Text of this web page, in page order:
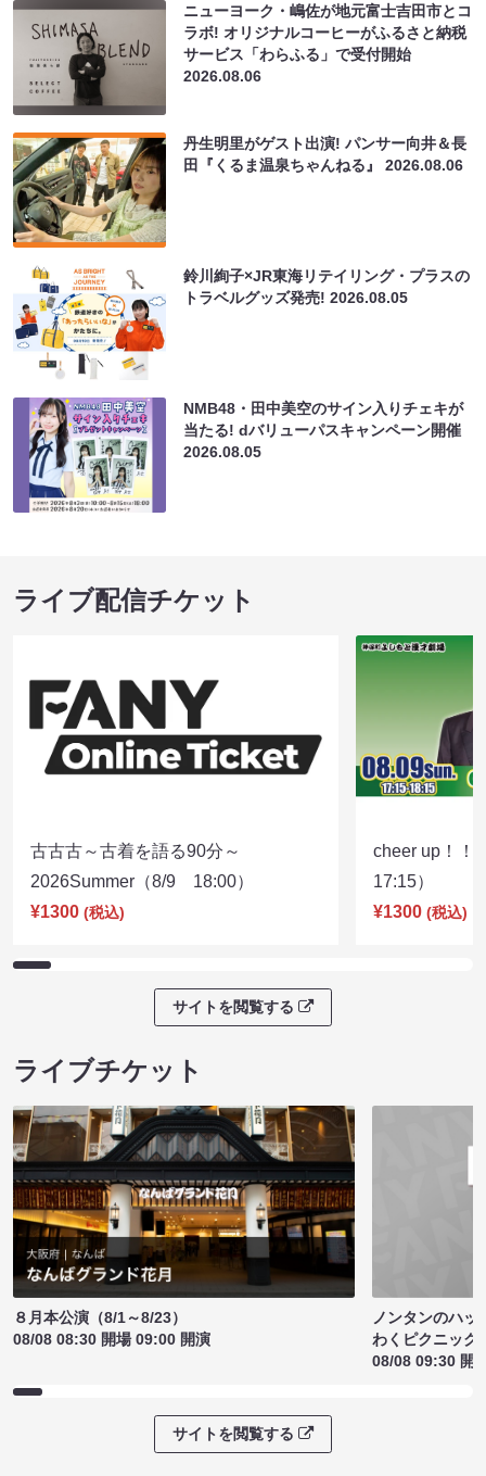
ニューヨーク・嶋佐が地元富士吉田市とコ
ラボ! オリジナルコーヒーがふるさと納税
サービス「わらふる」で受付開始
2026.08.06
丹生明里がゲスト出演! パンサー向井＆長
田『くるま温泉ちゃんねる』2026.08.06
鈴川絢子×JR東海リテイリング・プラスの
トラベルグッズ発売!2026.08.05
NMB48・田中美空のサイン入りチェキが
当たる! dバリューパスキャンペーン開催
2026.08.05
ライブ配信チケット
古古古～古着を語る90分～
2026Summer（8/9 18:00）
¥1300 (税込)
cheer up！
17:15）
¥1300 (税込)
サイトを閲覧する
ライブチケット
８月本公演（8/1～8/23）
08/08 08:30 開場 09:00 開演
ノンタンのハッ
わくピクニック
08/08 09:30 開
サイトを閲覧する